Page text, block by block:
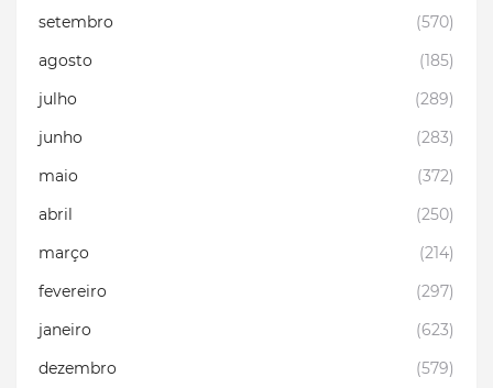
setembro
(570)
agosto
(185)
julho
(289)
junho
(283)
maio
(372)
abril
(250)
março
(214)
fevereiro
(297)
janeiro
(623)
dezembro
(579)